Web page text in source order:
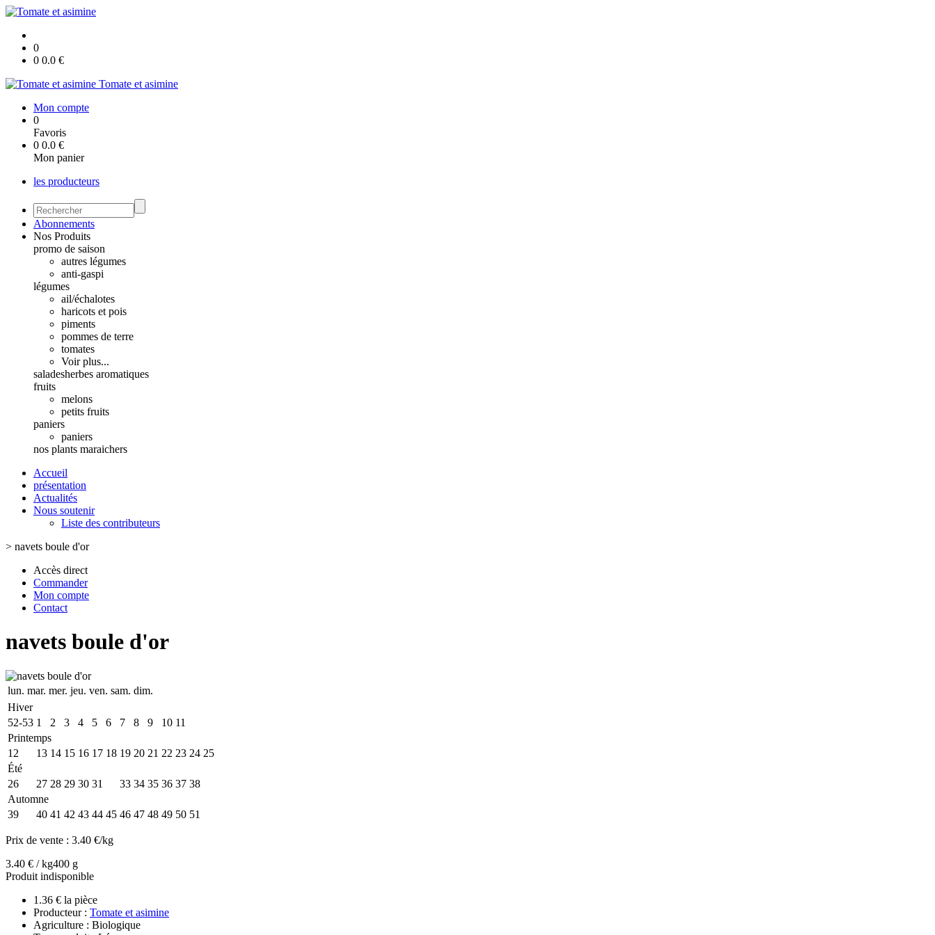
0
0 0.0 €
Tomate et asimine
Mon compte
0
Favoris
0 0.0 €
Mon panier
les producteurs
Abonnements
Nos Produits
promo de saison
autres légumes
anti-gaspi
légumes
ail/échalotes
haricots et pois
piments
pommes de terre
tomates
Voir plus...
saladesherbes aromatiques
fruits
melons
petits fruits
paniers
paniers
nos plants maraichers
Accueil
présentation
Actualités
Nous soutenir
Liste des contributeurs
> navets boule d'or
Accès direct
Commander
Mon compte
Contact
navets boule d'or
lun. mar. mer. jeu. ven. sam. dim.
Hiver
52-53 1 2 3 4 5 6 7 8 9 10 11
Printemps
12
13 14 15 16 17 18 19 20 21 22 23 24 25
Été
26
27 28 29 30 31 33 34 35 36 37 38
Automne
39
40 41 42 43 44 45 46 47 48 49 50 51
Prix de vente : 3.40 €/kg
3.40 € / kg400 g
Produit indisponible
1.36 € la pièce
Producteur : Tomate et asimine
Agriculture : Biologique